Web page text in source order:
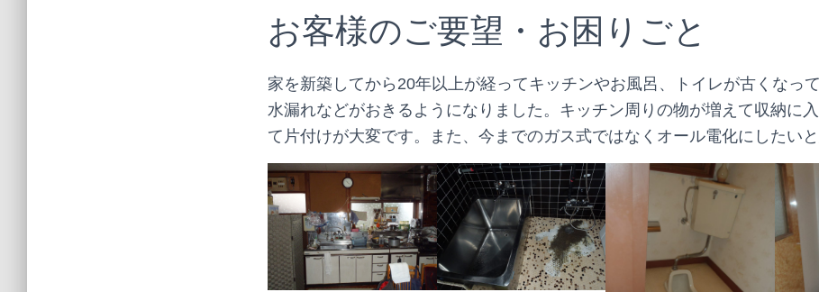
お客様のご要望・お困りごと
家を新築してから20年以上が経ってキッチンやお風呂、トイレが古くなっ
水漏れなどがおきるようになりました。キッチン周りの物が増えて収納に
て片付けが大変です。また、今までのガス式ではなくオール電化にしたいと